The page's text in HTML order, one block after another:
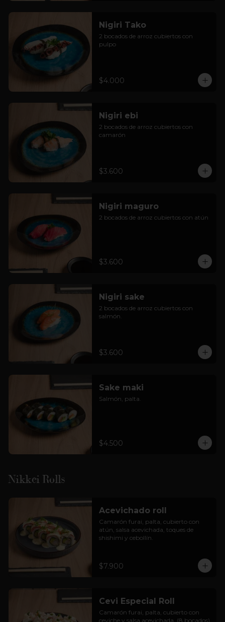
Nigiri Tako
2 bocados de arroz cubiertos con
pulpo
$4.000
Nigiri ebi
2 bocados de arroz cubiertos con
camarón
$3.600
Nigiri maguro
2 bocados de arroz cubiertos con atún
$3.600
Nigiri sake
2 bocados de arroz cubiertos con
salmón.
$3.600
Sake maki
Salmón, palta.
$4.500
Nikkei Rolls
Acevichado roll
Camarón furai, palta, cubierto con
atún, salsa acevichada, toques de
shishimi y cebollín.
$7.900
Cevi Especial Roll
Camarón furai, palta, cubierto con
ceviche y salsa acevichada. (8 bocados)